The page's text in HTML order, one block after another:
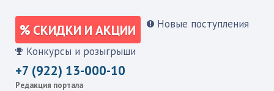
СКИДКИ И АКЦИИ Новые поступления
Конкурсы и розыгрыши
+7 (922) 13-000-10
Редакция портала